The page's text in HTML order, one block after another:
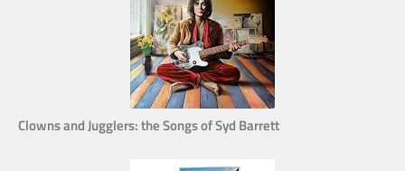
Clowns and Jugglers: the Songs of Syd Barrett